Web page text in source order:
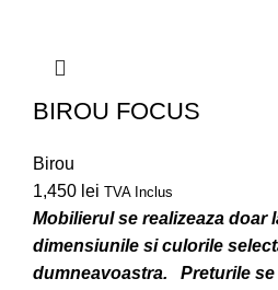
BIROU FOCUS
Birou
1,450 lei TVA Inclus
Mobilierul se realizeaza doar
dimensiunile si culorile
dumneavoastra.
Preturile